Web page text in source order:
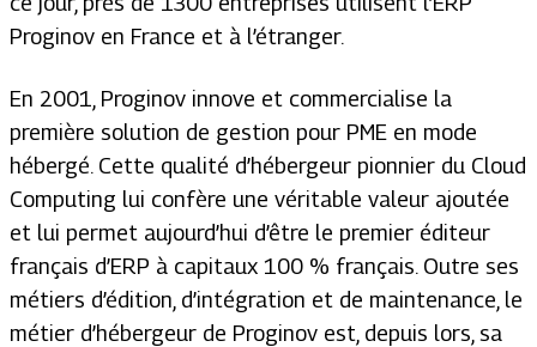
Proginov en France et à l’étranger.
En 2001, Proginov innove et commercialise la
première solution de gestion pour PME en mode
hébergé. Cette qualité d’hébergeur pionnier du Cloud
Computing lui confère une véritable valeur ajoutée
et lui permet aujourd’hui d’être le premier éditeur
français d’ERP à capitaux 100 % français. Outre ses
métiers d’édition, d’intégration et de maintenance, le
métier d’hébergeur de Proginov est, depuis lors, sa